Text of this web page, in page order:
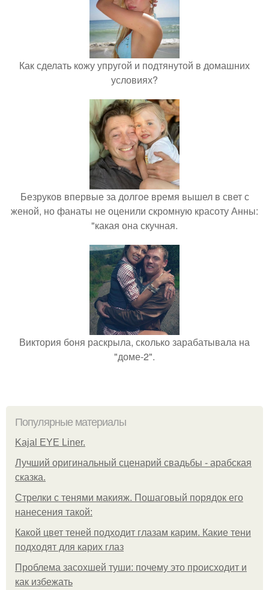
Как сделать кожу упругой и подтянутой в домашних
условиях?
Безруков впервые за долгое время вышел в свет с
женой, но фанаты не оценили скромную красоту Анны:
"какая она скучная.
Виктория боня раскрыла, сколько зарабатывала на
"доме-2".
Популярные материалы
Kajal EYE Liner.
Лучший оригинальный сценарий свадьбы - арабская
сказка.
Стрелки с тенями макияж. Пошаговый порядок его
нанесения такой:
Какой цвет теней подходит глазам карим. Какие тени
подходят для карих глаз
Проблема засохшей туши: почему это происходит и
как избежать